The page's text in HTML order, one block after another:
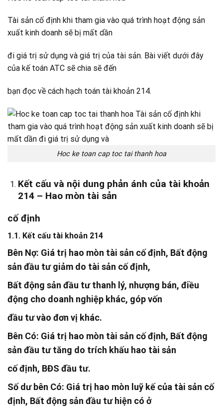
Tài sản cố định khi tham gia vào quá trình hoạt động sản
xuất kinh doanh sẽ bị mất dần
đi giá trị sử dụng và giá trị của tài sản. Bài viết dưới đây
của kế toán ATC sẽ chia sẽ đến
bạn đọc về cách hạch toán tài khoản 214.
Hoc ke toan cap toc tai thanh hoa
Kết cấu và nội dung phản ánh của tài khoản
214 – Hao mòn tài sản
cố định
1.1. Kết cấu tài khoản 214
Bên Nợ: Giá trị hao mòn tài sản cố định, Bất động
sản đầu tư giảm do tài sản cố định,
Bất động sản đầu tư thanh lý, nhượng bán, điều
động cho doanh nghiệp khác, góp vốn
đầu tư vào đơn vị khác.
Bên Có: Giá trị hao mòn tài sản cố định, Bất động
sản đầu tư tăng do trích khấu hao tài sản
cố định, BĐS đầu tư.
Số dư bên Có: Giá trị hao mòn luỹ kế của tài sản cố
định, Bất động sản đầu tư hiện có ở